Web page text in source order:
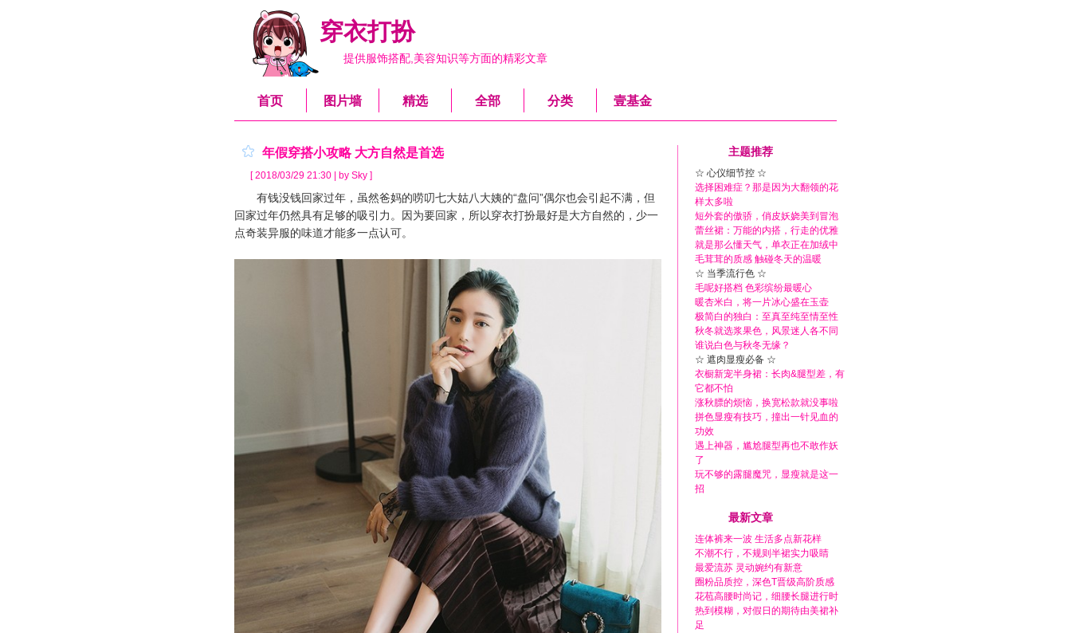
穿衣打扮
提供服饰搭配,美容知识等方面的精彩文章
首页 图片墙 精选 全部 分类 壹基金
年假穿搭小攻略 大方自然是首选
[ 2018/03/29 21:30 | by Sky ]
有钱没钱回家过年，虽然爸妈的唠叨七大姑八大姨的“盘问”偶尔也会引起不满，但
回家过年仍然具有足够的吸引力。因为要回家，所以穿衣打扮最好是大方自然的，少一
点奇装异服的味道才能多一点认可。
主题推荐
☆ 心仪细节控 ☆
选择困难症？那是因为大翻领的花
样太多啦
短外套的傲骄，俏皮妖娆美到冒泡
蕾丝裙：万能的内搭，行走的优雅
就是那么懂天气，单衣正在加绒中
毛茸茸的质感 触碰冬天的温暖
☆ 当季流行色 ☆
毛呢好搭档 色彩缤纷最暖心
暖杏米白，将一片冰心盛在玉壶
极简白的独白：至真至纯至情至性
秋冬就选浆果色，风景迷人各不同
谁说白色与秋冬无缘？
☆ 遮肉显瘦必备 ☆
衣橱新宠半身裙：长肉&腿型差，有
它都不怕
涨秋膘的烦恼，换宽松款就没事啦
拼色显瘦有技巧，撞出一针见血的
功效
遇上神器，尴尬腿型再也不敢作妖
了
玩不够的露腿魔咒，显瘦就是这一
招
最新文章
连体裤来一波 生活多点新花样
不潮不行，不规则半裙实力吸睛
最爱流苏 灵动婉约有新意
圈粉品质控，深色T晋级高阶质感
花苞高腰时尚记，细腰长腿进行时
热到模糊，对假日的期待由美裙补
足